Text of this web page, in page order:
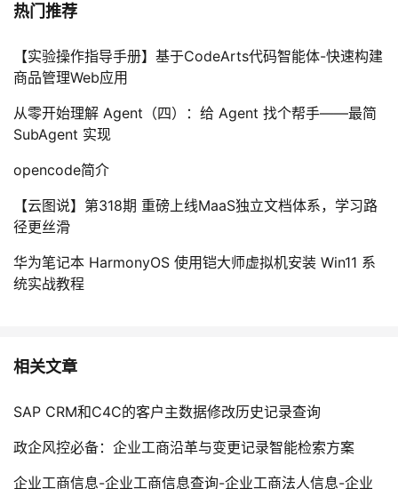
热门推荐
【实验操作指导手册】基于CodeArts代码智能体-快速构建
商品管理Web应用
从零开始理解 Agent（四）：给 Agent 找个帮手——最简
SubAgent 实现
opencode简介
【云图说】第318期 重磅上线MaaS独立文档体系，学习路
径更丝滑
华为笔记本 HarmonyOS 使用铠大师虚拟机安装 Win11 系
统实战教程
相关文章
SAP CRM和C4C的客户主数据修改历史记录查询
政企风控必备：企业工商沿革与变更记录智能检索方案
企业工商信息-企业工商信息查询-企业工商法人信息-企业